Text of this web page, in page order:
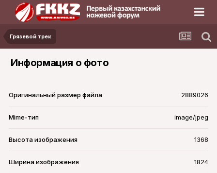
Грязевой трек
Информация о фото
Оригинальный размер файла 2889026
Mime-тип image/jpeg
Высота изображения 1368
Ширина изображения 1824